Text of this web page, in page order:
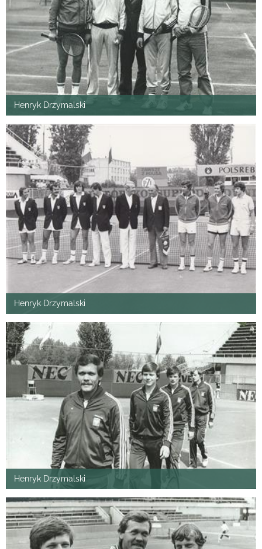
Henryk Drzymalski
Henryk Drzymalski
Henryk Drzymalski